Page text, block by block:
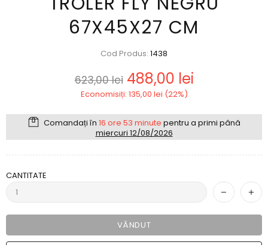
67X45X27 CM
Cod Produs: 1438
623,00 lei 488,00 lei
Economisiți: 135,00 lei (22%)
Comandați în 16 ore 53 minute pentru a primi până
miercuri 12/08/2026
CANTITATE
VÂNDUT